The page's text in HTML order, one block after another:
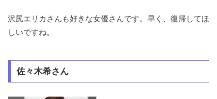
沢尻エリカさんも好きな女優さんです。早く、復帰してほ
しいですね。
佐々木希さん